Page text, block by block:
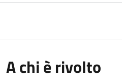
A chi è rivolto